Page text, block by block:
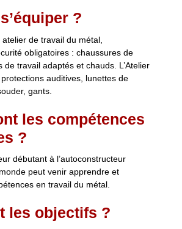
?
de travail du métal,
obligatoires : chaussures de
de travail adaptés et chauds. L’Atelier
auditives, lunettes de
gants.
les compétences
?
débutant à l’autoconstructeur
peut venir apprendre et
en travail du métal.
les objectifs ?